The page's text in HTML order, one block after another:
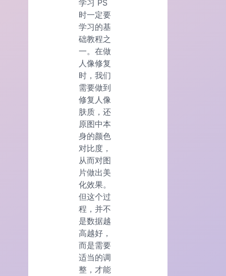
学习 PS
时一定要
学习的基
础教程之
一。在做
人像修复
时，我们
需要做到
修复人像
肤质，还
原图中本
身的颜色
对比度，
从而对图
片做出美
化效果。
但这个过
程，并不
是数据越
高越好，
而是需要
适当的调
整，才能